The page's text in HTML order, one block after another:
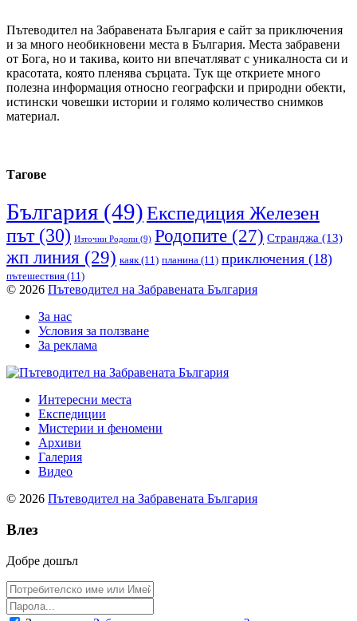
Пътеводител на Забравената България е сайт за приключения
и за много необикновени места в България. Места забравени
от Бога, но и такива, които ни впечатляват с уникалноста си и
красотата, която пленява сърцата. Тук ще откриете много
полезна информация относно географски и природни обекти,
истински човешки истории и голямо количество снимков
материал.
Тагове
България (49)Експедиция Железен
път(30) Източни Родопи (9) Родопите (27) Странджа (13)
жп линия (29) каяк(11) планина (11) приключения (18)
пътешествия (11)
© 2026 Пътеводител на Забравената България
За нас
Условия за ползване
За реклама
Интересни места
Експедиции
Мистерии и феномени
Архиви
Галерия
Видео
© 2026 Пътеводител на Забравената България
Влез
Добре дошъл